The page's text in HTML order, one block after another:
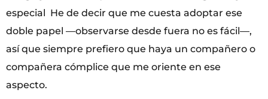
especial He de decir que me cuesta adoptar ese
doble papel —observarse desde fuera no es fácil—,
así que siempre prefiero que haya un compañero o
compañera cómplice que me oriente en ese
aspecto.